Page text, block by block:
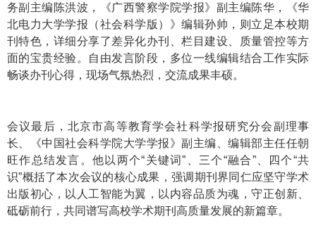
务副主编陈洪波，《广西警察学院学报》副主编陈华，《华
北电力大学学报（社会科学版）》编辑孙帅，则立足本校期
刊特色，详细分享了差异化办刊、栏目建设、质量管控等方
面的宝贵经验。自由发言阶段，多位一线编辑结合工作实际
畅谈办刊心得，现场气氛热烈，交流成果丰硕。
会议最后，北京市高等教育学会社科学报研究分会副理事
长、《中国社会科学院大学学报》副主编、编辑部主任任朝
旺作总结发言。他以两个“关键词”、三个“融合”、四个“共
识”概括了本次会议的核心成果，强调期刊界同仁应坚守学术
出版初心，以人工智能为翼，以内容品质为魂，守正创新、
砥砺前行，共同谱写高校学术期刊高质量发展的新篇章。